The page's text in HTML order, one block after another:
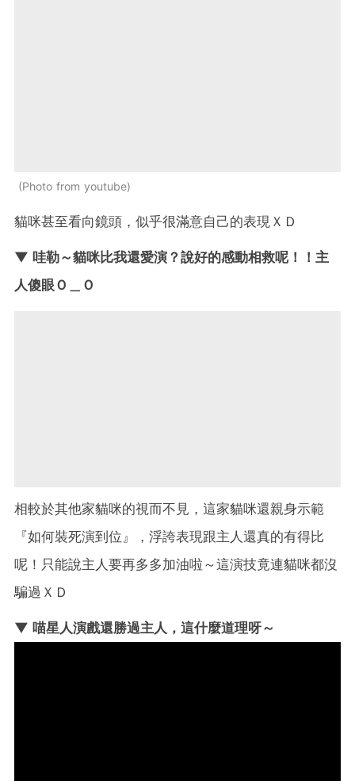
Photo from youtube
貓咪甚至看向鏡頭，似乎很滿意自己的表現ＸＤ
▼ 哇勒～貓咪比我還愛演？說好的感動相救呢！！主
人傻眼Ｏ＿Ｏ
相較於其他家貓咪的視而不見，這家貓咪還親身示範
『如何裝死演到位』，浮誇表現跟主人還真的有得比
呢！只能說主人要再多多加油啦～這演技竟連貓咪都沒
騙過ＸＤ
▼ 喵星人演戲還勝過主人，這什麼道理呀～